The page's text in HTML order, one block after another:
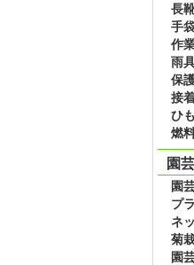
長
手
作
雨
保
接
ひ
燃
園
園
プ
ネ
菊
園